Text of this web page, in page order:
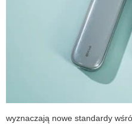
wyznaczają nowe standardy